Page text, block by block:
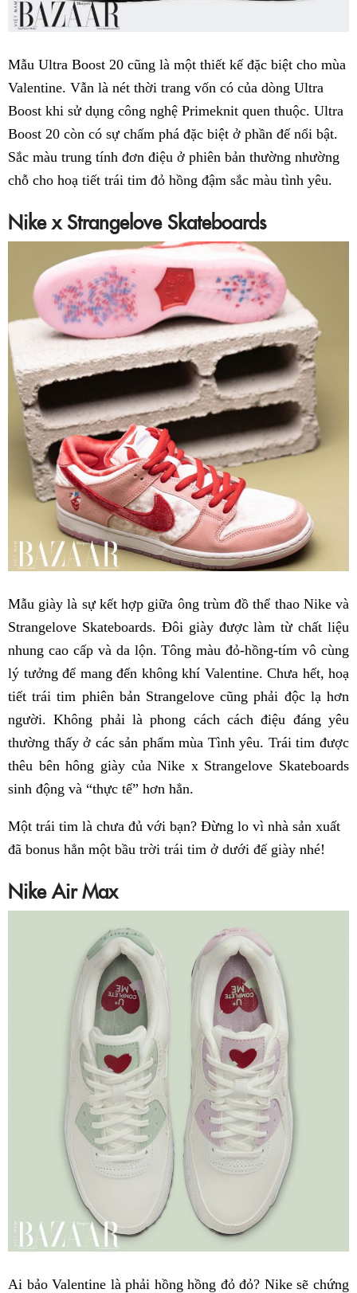
Mẫu Ultra Boost 20 cũng là một thiết kế đặc biệt cho mùa
Valentine. Vẫn là nét thời trang vốn có của dòng Ultra
Boost khi sử dụng công nghệ Primeknit quen thuộc. Ultra
Boost 20 còn có sự chấm phá đặc biệt ở phần đế nổi bật.
Sắc màu trung tính đơn điệu ở phiên bản thường nhường
chỗ cho hoạ tiết trái tim đỏ hồng đậm sắc màu tình yêu.
Nike x Strangelove Skateboards
Mẫu giày là sự kết hợp giữa ông trùm đồ thể thao Nike và
Strangelove Skateboards. Đôi giày được làm từ chất liệu
nhung cao cấp và da lộn. Tông màu đỏ-hồng-tím vô cùng
lý tưởng để mang đến không khí Valentine. Chưa hết, hoạ
tiết trái tim phiên bản Strangelove cũng phải độc lạ hơn
người. Không phải là phong cách cách điệu đáng yêu
thường thấy ở các sản phẩm mùa Tình yêu. Trái tim được
thêu bên hông giày của Nike x Strangelove Skateboards
sinh động và “thực tế” hơn hẳn.
Một trái tim là chưa đủ với bạn? Đừng lo vì nhà sản xuất
đã bonus hẳn một bầu trời trái tim ở dưới đế giày nhé!
Nike Air Max
Ai bảo Valentine là phải hồng hồng đỏ đỏ? Nike sẽ chứng